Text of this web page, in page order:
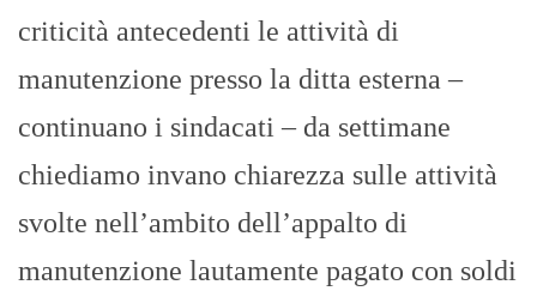
criticità antecedenti le attività di
manutenzione presso la ditta esterna –
continuano i sindacati – da settimane
chiediamo invano chiarezza sulle attività
svolte nell’ambito dell’appalto di
manutenzione lautamente pagato con soldi